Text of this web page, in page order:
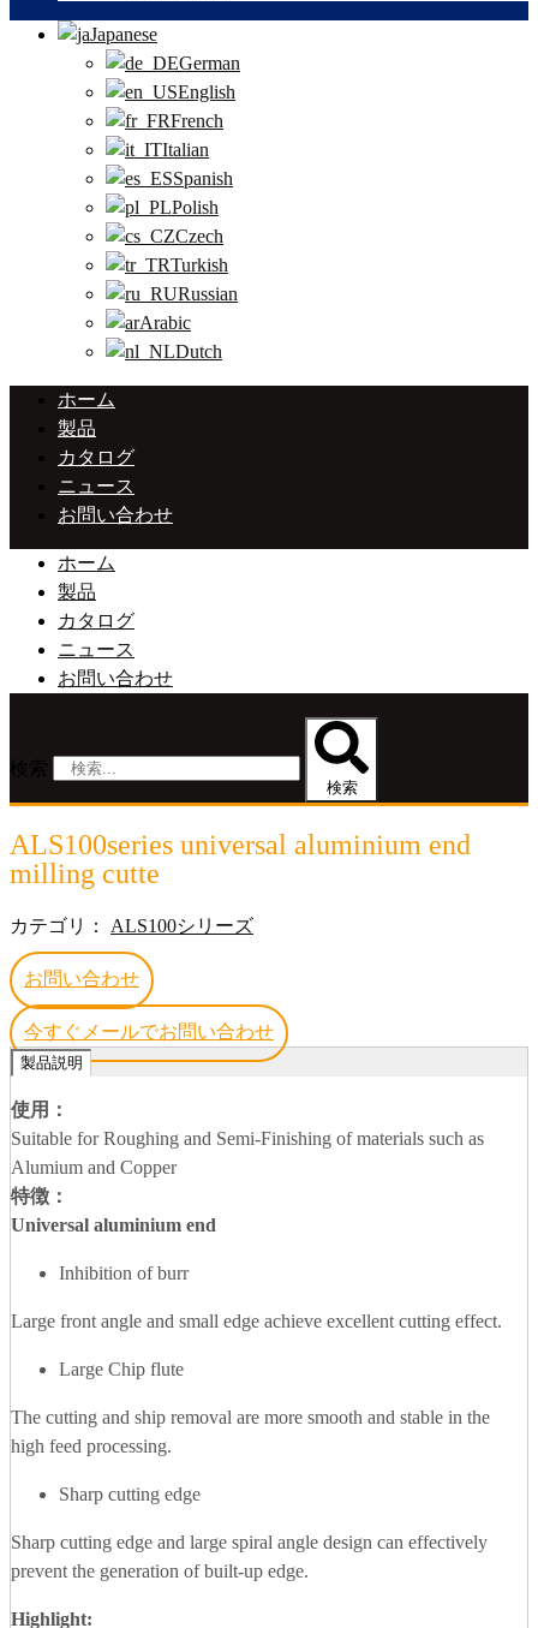
Japanese
German
English
French
Italian
Spanish
Polish
Czech
Turkish
Russian
Arabic
Dutch
ホーム
製品
カタログ
ニュース
お問い合わせ
ホーム
製品
カタログ
ニュース
お問い合わせ
検索
ALS100series universal aluminium end
milling cutte
カテゴリ： ALS100シリーズ
お問い合わせ
今すぐメールでお問い合わせ
製品説明
使用：
Suitable for Roughing and Semi-Finishing of materials such as
Alumium and Copper
特徴：
Universal aluminium end
Inhibition of burr
Large front angle and small edge achieve excellent cutting effect.
Large Chip flute
The cutting and ship removal are more smooth and stable in the
high feed processing.
Sharp cutting edge
Sharp cutting edge and large spiral angle design can effectively
prevent the generation of built-up edge.
Highlight: